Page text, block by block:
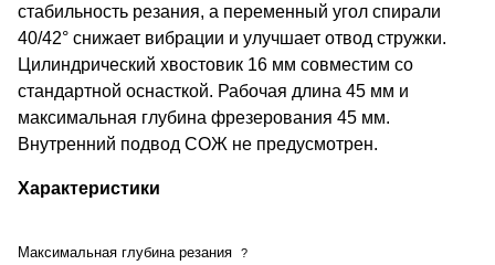
стабильность резания, а переменный угол спирали
40/42° снижает вибрации и улучшает отвод стружки.
Цилиндрический хвостовик 16 мм совместим со
стандартной оснасткой. Рабочая длина 45 мм и
максимальная глубина фрезерования 45 мм.
Внутренний подвод СОЖ не предусмотрен.
Характеристики
Максимальная глубина резания ?